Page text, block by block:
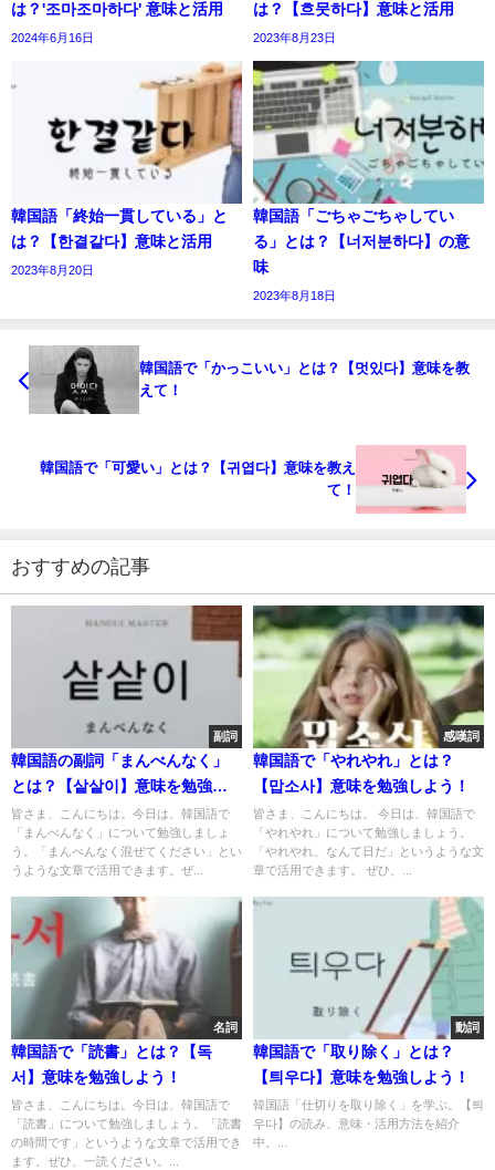
は？'조마조마하다' 意味と活用
2024年6月16日
は？【흐뭇하다】意味と活用
2023年8月23日
韓国語「終始一貫している」と
は？【한결같다】意味と活用
2023年8月20日
韓国語「ごちゃごちゃしてい
る」とは？【너저분하다】の意
味
2023年8月18日
韓国語で「かっこいい」とは？【멋있다】意味を教
えて！
韓国語で「可愛い」とは？【귀엽다】意味を教え
て！
おすすめの記事
副詞
韓国語の副詞「まんべんなく」
とは？【샅샅이】意味を勉強し
よう！
皆さま、こんにちは。今日は、韓国語で
「まんべんなく」について勉強しましょ
う。「まんべんなく混ぜてください」とい
うような文章で活用できます。ぜ...
感嘆詞
韓国語で「やれやれ」とは？
【맙소사】意味を勉強しよう！
皆さま、こんにちは。 今日は、韓国語で
「やれやれ」について勉強しましょう。
「やれやれ、なんて日だ」というような文
章で活用できます。 ぜひ、...
名詞
韓国語で「読書」とは？【독
서】意味を勉強しよう！
皆さま、こんにちは。今日は、韓国語で
「読書」について勉強しましょう。「読書
の時間です」というような文章で活用でき
ます。ぜひ、一読ください。...
動詞
韓国語で「取り除く」とは？
【틔우다】意味を勉強しよう！
韓国語「仕切りを取り除く」を学ぶ。【틔
우다】の読み、意味・活用方法を紹介
中。...